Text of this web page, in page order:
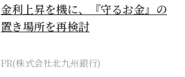
金利上昇を機に、『守るお金』の
置き場所を再検討
PR(株式会社北九州銀行)